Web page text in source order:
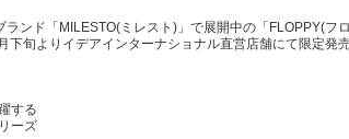
ンド「MILESTO(ミレスト)」で展開中の「FLOPPY(フ
旬よりイデアインターナショナル直営店舗にて限定発売
する
ーズ